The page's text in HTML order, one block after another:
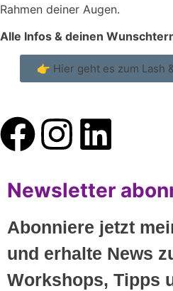
Rahmen deiner Augen.
Alle Infos & deinen
👉 Hier geht es zum Lash
Newsletter
Abonniere jetzt
und erhalte News
Workshops, Tipps